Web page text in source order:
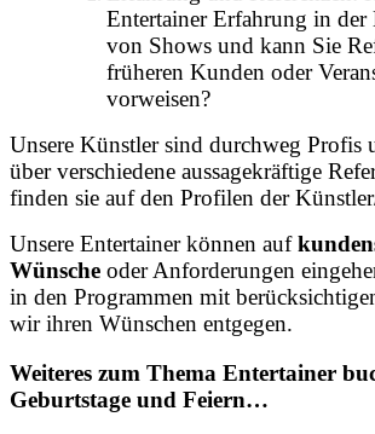
Entertainer Erfahrung in
von Shows und kann Sie
früheren Kunden oder
vorweisen?
Unsere Künstler sind durchweg Profis
über verschiedene aussagekräftige
finden sie auf den Profilen der
Unsere Entertainer können auf
Wünsche oder Anforderungen
in den Programmen mit
wir ihren Wünschen entgegen.
Weiteres zum Thema Entertainer
Geburtstage und Feiern…